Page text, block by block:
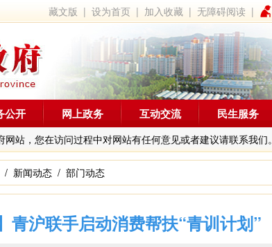
藏文版 |设为首页 | 加入收藏 |无障碍阅读 |
站，您在访问过程中对网站有任何意见或者建议请联系我们。
公开 网上政务 互动交流 民生服务
/ 新闻动态 / 部门动态
青沪联手启动消费帮扶“青训计划”